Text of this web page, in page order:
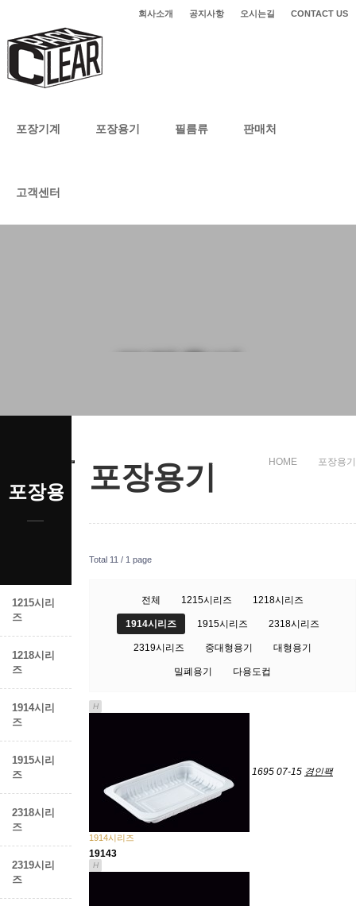
CONTACT US
오시는길
공지사항
회사소개
포장기계 포장용기 필름류 판매처
고객센터
포장용기 HOME 포장용기
Total 11 / 1 page
전체 1215시리즈 1218시리즈
1914시리즈 1915시리즈 2318시리즈
2319시리즈 중대형용기 대형용기
밀폐용기 다용도컵
H
1695 07-15 경인팩
1914시리즈
19143
H
포장용기
1215시리
즈
1218시리
즈
1914시리
즈
1915시리
즈
2318시리
즈
2319시리
즈